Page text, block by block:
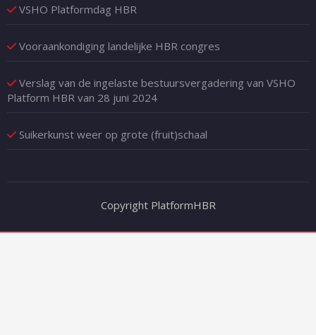
VSHO Platformdag HBR
Vooraankondiging landelijke HBR congres
Verslag van de ingelaste bestuursvergadering van VSHO
Platform HBR van 28 juni 2024
Suikerkunst weer op grote (fruit)schaal
Copyright PlatformHBR